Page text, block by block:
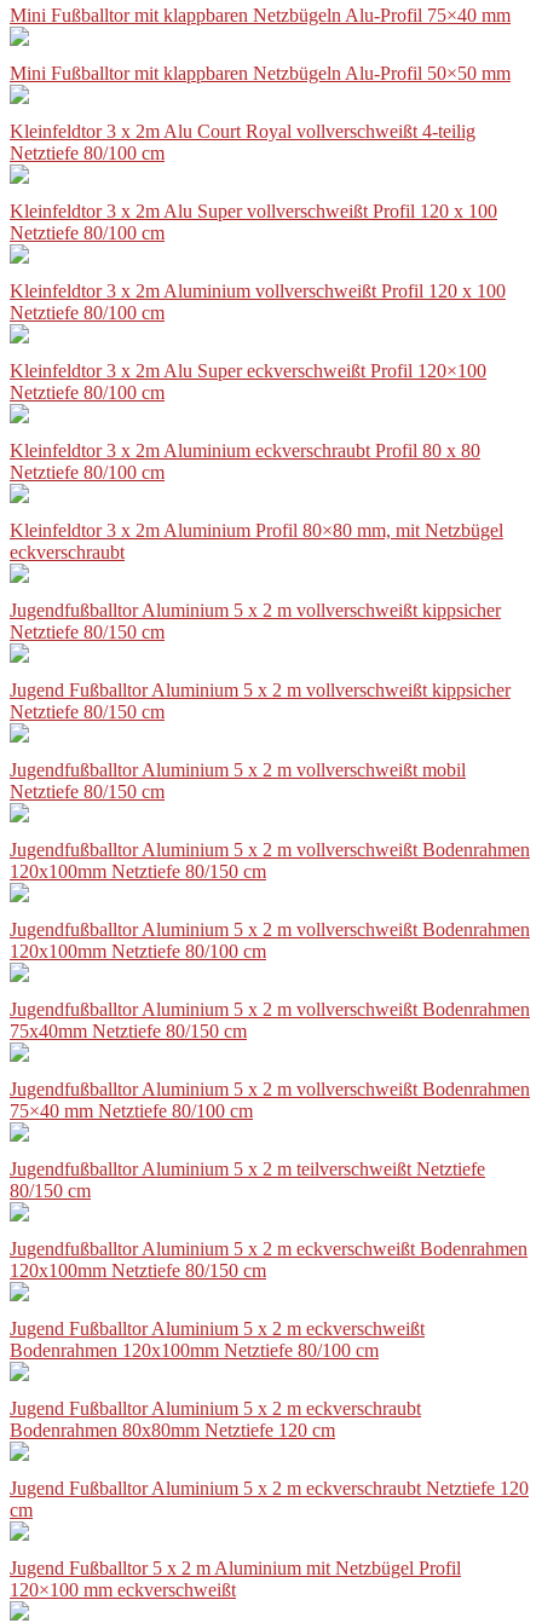
Mini Fußballtor mit klappbaren Netzbügeln Alu-Profil 75×40 mm
Mini Fußballtor mit klappbaren Netzbügeln Alu-Profil 50×50 mm
Kleinfeldtor 3 x 2m Alu Court Royal vollverschweißt 4-teilig
Netztiefe 80/100 cm
Kleinfeldtor 3 x 2m Alu Super vollverschweißt Profil 120 x 100
Netztiefe 80/100 cm
Kleinfeldtor 3 x 2m Aluminium vollverschweißt Profil 120 x 100
Netztiefe 80/100 cm
Kleinfeldtor 3 x 2m Alu Super eckverschweißt Profil 120×100
Netztiefe 80/100 cm
Kleinfeldtor 3 x 2m Aluminium eckverschraubt Profil 80 x 80
Netztiefe 80/100 cm
Kleinfeldtor 3 x 2m Aluminium Profil 80×80 mm, mit Netzbügel
eckverschraubt
Jugendfußballtor Aluminium 5 x 2 m vollverschweißt kippsicher
Netztiefe 80/150 cm
Jugend Fußballtor Aluminium 5 x 2 m vollverschweißt kippsicher
Netztiefe 80/150 cm
Jugendfußballtor Aluminium 5 x 2 m vollverschweißt mobil
Netztiefe 80/150 cm
Jugendfußballtor Aluminium 5 x 2 m vollverschweißt Bodenrahmen
120x100mm Netztiefe 80/150 cm
Jugendfußballtor Aluminium 5 x 2 m vollverschweißt Bodenrahmen
120x100mm Netztiefe 80/100 cm
Jugendfußballtor Aluminium 5 x 2 m vollverschweißt Bodenrahmen
75x40mm Netztiefe 80/150 cm
Jugendfußballtor Aluminium 5 x 2 m vollverschweißt Bodenrahmen
75×40 mm Netztiefe 80/100 cm
Jugendfußballtor Aluminium 5 x 2 m teilverschweißt Netztiefe
80/150 cm
Jugendfußballtor Aluminium 5 x 2 m eckverschweißt Bodenrahmen
120x100mm Netztiefe 80/150 cm
Jugend Fußballtor Aluminium 5 x 2 m eckverschweißt
Bodenrahmen 120x100mm Netztiefe 80/100 cm
Jugend Fußballtor Aluminium 5 x 2 m eckverschraubt
Bodenrahmen 80x80mm Netztiefe 120 cm
Jugend Fußballtor Aluminium 5 x 2 m eckverschraubt Netztiefe 120
cm
Jugend Fußballtor 5 x 2 m Aluminium mit Netzbügel Profil
120×100 mm eckverschweißt